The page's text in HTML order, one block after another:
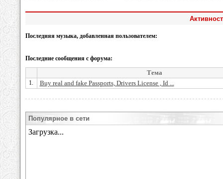
Последняя музыка, добавленная пользователем:
Последние сообщения с форума:
Тема
1. Buy real and fake Passports, Drivers License , Id ...
Популярное в сети